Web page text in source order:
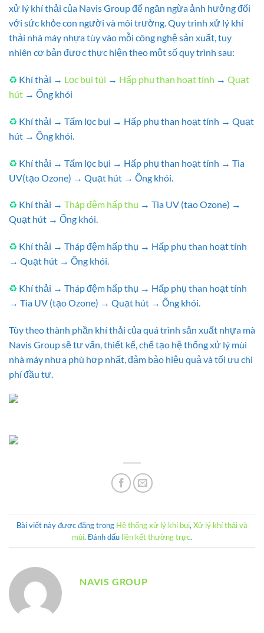
xử lý khí thải của Navis Group để ngăn ngừa ảnh hưởng đối
với sức khỏe con người và môi trường. Quy trình xử lý khí
thải nhà máy nhựa tùy vào mỗi công nghệ sản xuất, tuy
nhiên cơ bản được thực hiện theo một số quy trình sau:
♻ Khí thải → Lọc bụi túi → Hấp phụ than hoạt tính → Quạt
hút → Ống khói
♻ Khí thải → Tấm lọc bụi → Hấp phụ than hoạt tính → Quạt
hút → Ống khói.
♻ Khí thải → Tấm lọc bụi → Hấp phụ than hoạt tính → Tia
UV(tạo Ozone) → Quạt hút → Ống khói.
♻ Khí thải → Tháp đệm hấp thụ → Tia UV (tạo Ozone) →
Quạt hút → Ống khói.
♻ Khí thải → Tháp đệm hấp thụ → Hấp phụ than hoạt tính
→ Quạt hút → Ống khói.
♻ Khí thải → Tháp đệm hấp thụ → Hấp phụ than hoạt tính
→ Tia UV (tạo Ozone) → Quạt hút → Ống khói.
Tùy theo thành phần khí thải của quá trình sản xuất nhựa mà
Navis Group sẽ tư vấn, thiết kế, chế tạo hệ thống xử lý mùi
nhà máy nhựa phù hợp nhất, đảm bảo hiệu quả và tối ưu chi
phí đầu tư.
Bài viết này được đăng trong Hệ thống xử lý khí bụi, Xử lý khí thải và
mùi. Đánh dấu liên kết thường trực.
NAVIS GROUP